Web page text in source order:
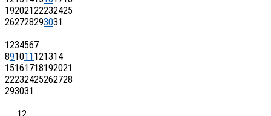
19202122232425
262728293031
1234567
891011 121314
15161718192021
22232425262728
293031